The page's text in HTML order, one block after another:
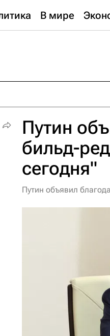
В мире
Путин
бильд-
сегодня"
Путин объявил